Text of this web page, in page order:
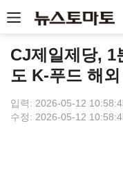
CJ제일제당, 1
도 K-푸드 해
입력: 2026-05-12
수정: 2026-05-12